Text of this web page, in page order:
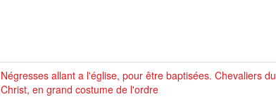
Négresses allant a l'église, pour être baptisées. Chevaliers du
Christ, en grand costume de l'ordre